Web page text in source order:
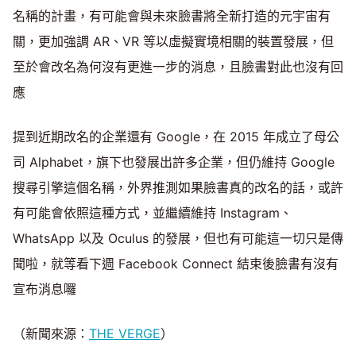
名稱的計畫，有可能會與未來臉書將全新打造的元宇宙有
關，更加強調 AR、VR 等以虛擬實境相關的裝置發展，但
至於會改名為何沒有更進一步的消息，且臉書對此也沒有回
應
提到近期改名的企業還有 Google，在 2015 年成立了母公
司 Alphabet，旗下也發展出許多企業，但仍維持 Google
搜尋引擎這個名稱，外界推測如果臉書真的改名的話，或許
有可能會依照這種方式，並繼續維持 Instagram、
WhatsApp 以及 Oculus 的發展，但也有可能這一切只是傳
聞啦，就等看下週 Facebook Connect 結束後臉書有沒有
宣布消息囉
（新聞來源： THE VERGE）